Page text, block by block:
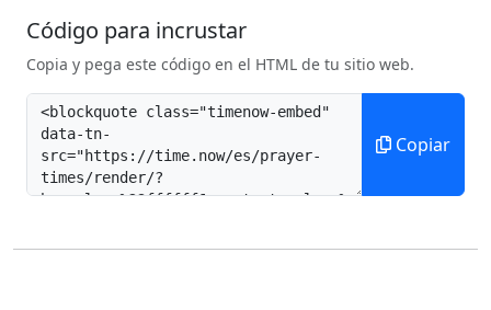
Código para incrustar
Copia y pega este código en el HTML de tu sitio web.
Copiar